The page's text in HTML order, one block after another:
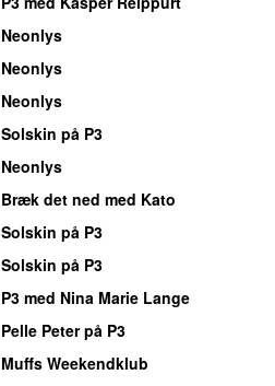
Neonlys
Neonlys
Neonlys
Solskin på P3
Neonlys
Bræk det ned med Kato
Solskin på P3
Solskin på P3
P3 med Nina Marie Lange
Pelle Peter på P3
Muffs Weekendklub